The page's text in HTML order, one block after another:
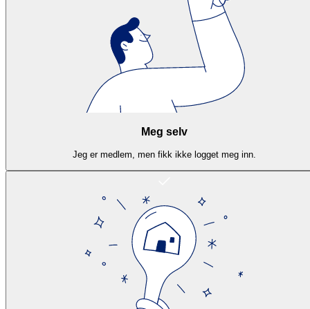
Meg selv
Jeg er medlem, men fikk ikke logget meg inn.